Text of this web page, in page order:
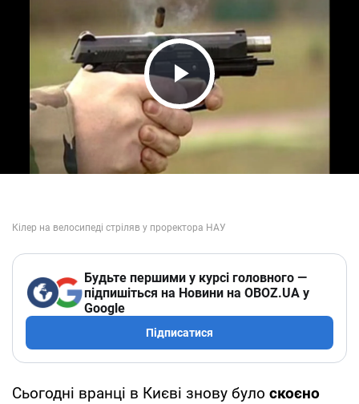
Play Video
Будьте першими у курсі головного —
підпишіться на Новини на OBOZ.UA у
Google
Підписатися
Сьогодні вранці в Києві знову було скоєно